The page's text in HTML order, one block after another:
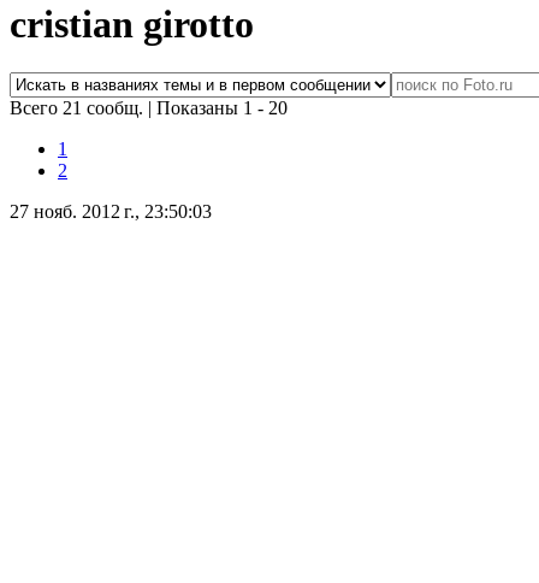
cristian girotto
Всего 21 сообщ. | Показаны 1 - 20
1
2
27 нояб. 2012 г., 23:50:03